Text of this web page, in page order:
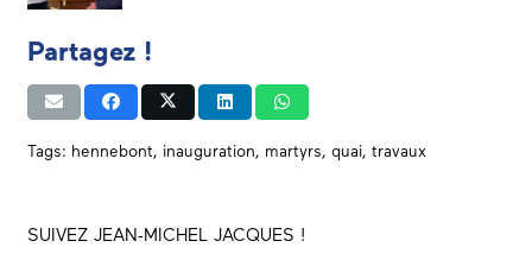
Partagez !
Tags: hennebont, inauguration, martyrs, quai, travaux
SUIVEZ JEAN-MICHEL JACQUES !